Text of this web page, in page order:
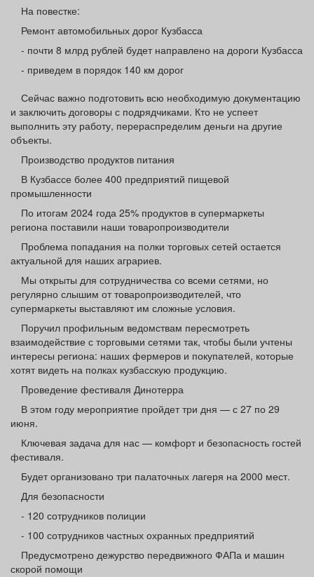
Афиша
ТВ программа Я - пенсионер
На повестке:
Ремонт автомобильных дорог Кузбасса
- почти 8 млрд рублей будет направлено на дороги Кузбасса
- приведем в порядок 140 км дорог
Сейчас важно подготовить всю необходимую документацию
и заключить договоры с подрядчиками. Кто не успеет
выполнить эту работу, перераспределим деньги на другие
объекты.
Производство продуктов питания
В Кузбассе более 400 предприятий пищевой
промышленности
По итогам 2024 года 25% продуктов в супермаркеты
региона поставили наши товаропроизводители
Проблема попадания на полки торговых сетей остается
актуальной для наших аграриев.
Мы открыты для сотрудничества со всеми сетями, но
регулярно слышим от товаропроизводителей, что
супермаркеты выставляют им сложные условия.
Поручил профильным ведомствам пересмотреть
взаимодействие с торговыми сетями так, чтобы были учтены
интересы региона: наших фермеров и покупателей, которые
хотят видеть на полках кузбасскую продукцию.
Проведение фестиваля Динотерра
В этом году мероприятие пройдет три дня — с 27 по 29
июня.
Ключевая задача для нас — комфорт и безопасность гостей
фестиваля.
Будет организовано три палаточных лагеря на 2000 мест.
Для безопасности
- 120 сотрудников полиции
- 100 сотрудников частных охранных предприятий
Предусмотрено дежурство передвижного ФАПа и машин
скорой помощи